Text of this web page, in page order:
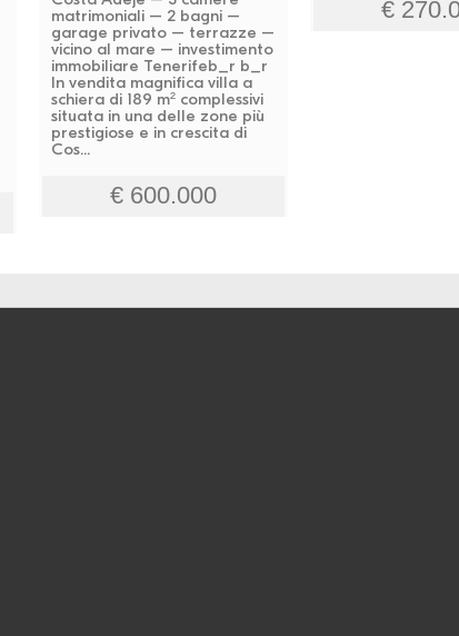
matrimoniali – 2 bagni –
garage privato – terrazze –
vicino al mare – investimento
immobiliare Tenerifeb_r b_r
In vendita magnifica villa a
schiera di 189 m² complessivi
situata in una delle zone più
prestigiose e in crescita di
Cos...
€ 600.000
€